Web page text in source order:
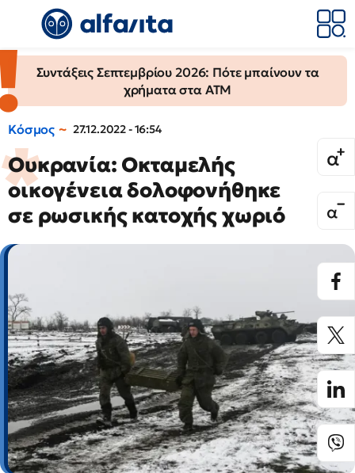
Συντάξεις Σεπτεμβρίου 2026: Πότε μπαίνουν τα
χρήματα στα ΑΤΜ
Κόσμος 27.12.2022 - 16:54
Ουκρανία: Οκταμελής
οικογένεια δολοφονήθηκε
σε ρωσικής κατοχής χωριό